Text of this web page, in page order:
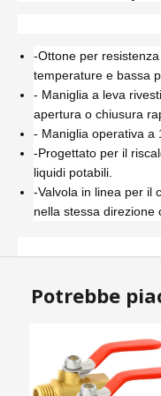
-Ottone per
temperature e bassa
- Maniglia a leva
apertura o chiusura
- Maniglia operativa a
-Progettato per il
liquidi potabili.
-Valvola in linea per il
nella stessa direzione
Potrebbe